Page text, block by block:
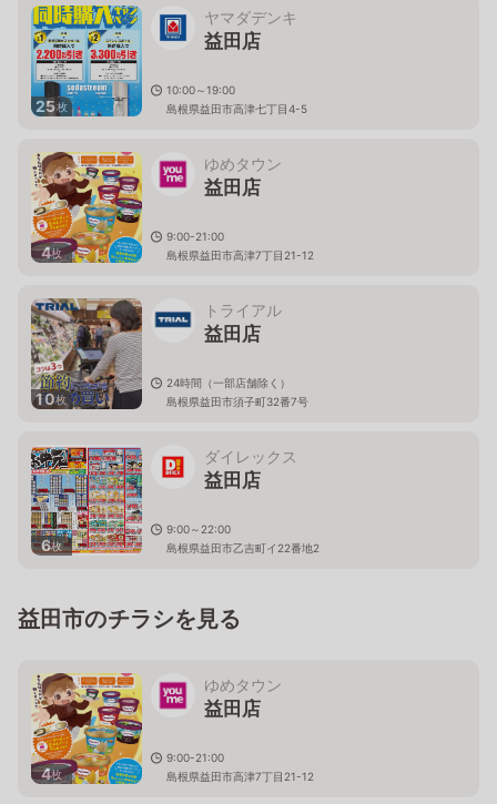
25枚
ヤマダデンキ
益田店
10:00～19:00
島根県益田市高津七丁目4-5
4枚
ゆめタウン
益田店
9:00-21:00
島根県益田市高津7丁目21-12
10枚
トライアル
益田店
24時間（一部店舗除く）
島根県益田市須子町32番7号
6枚
ダイレックス
益田店
9:00～22:00
島根県益田市乙吉町イ22番地2
益田市のチラシを見る
4枚
ゆめタウン
益田店
9:00-21:00
島根県益田市高津7丁目21-12